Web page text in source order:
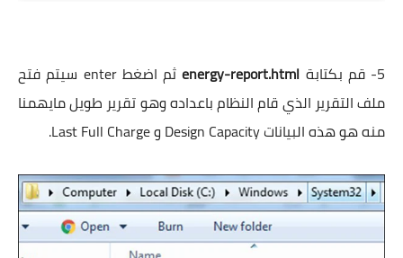
5- قم بكتابة energy-report.html
ثم اضغط enter سيتم فتح
ملف التقرير الذي قام النظام باعداده وهو تقرير طويل مايهمنا
منه هو هذه البيانات Design Capacity و Last Full Charge.